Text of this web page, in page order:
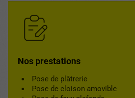
Nos prestations
Pose de plâtrerie
Pose de cloison amovible